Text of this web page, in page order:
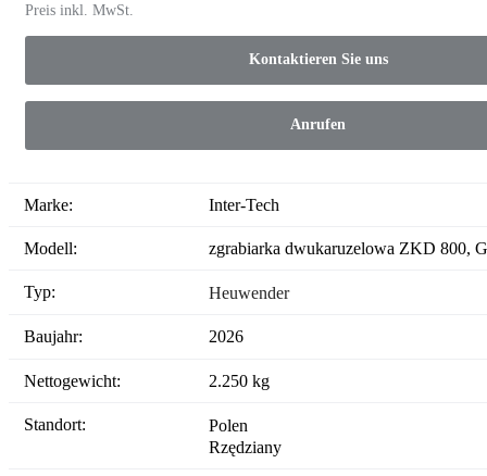
Preis inkl. MwSt.
Kontaktieren Sie uns
Anrufen
Marke: Inter-Tech
Modell: zgrabiarka dwukaruzelowa ZKD 800,
Typ: Heuwender
Baujahr: 2026
Nettogewicht: 2.250 kg
Standort:
Polen
Rzędziany